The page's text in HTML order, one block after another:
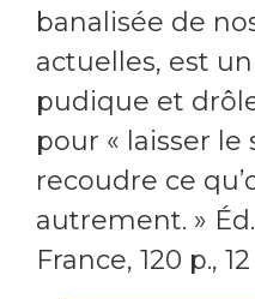
banalisée de
actuelles, est
pudique et
pour « laisser
recoudre ce
autrement. »
France, 120 p.,